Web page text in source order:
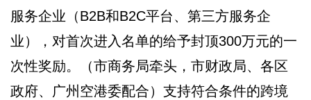
服务企业（B2B和B2C平台、第三方服务企
业），对首次进入名单的给予封顶300万元的一
次性奖励。（市商务局牵头，市财政局、各区
政府、广州空港委配合）支持符合条件的跨境